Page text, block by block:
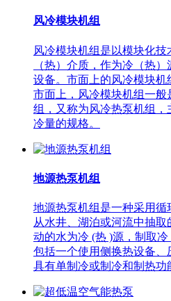
风冷模块机组
风冷模块机组是以模块化
（热）介质，作为冷（热
设备。市面上的风冷模块机
市面上，风冷模块机组一
组，又称为风冷热泵机组，
冷量的规格。
地源热泵机组
地源热泵机组是一种采用循
从水井、湖泊或河流中抽
动的水为冷 (热 )源，制取冷
包括一个使用侧换热设备、
具有单制冷或制冷和制热功